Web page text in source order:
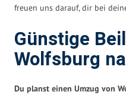
freuen uns darauf, dir bei
Günstige
Wolfsburg
Du planst einen Umzug von